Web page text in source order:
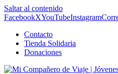
Saltar al contenido
FacebookXYouTubeInstagram
Contacto
Tienda Solidaria
Donaciones